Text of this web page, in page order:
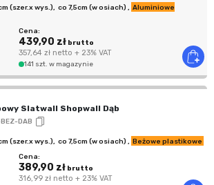
(szer.x wys.), co 7,5cm (w osiach) , Aluminiowe
439,90 złbrutto
357,64 złnetto + 23% VAT
141 szt. w magazynie
Slatwall Shopwall Dąb
DAB
(szer.x wys.), co 7,5cm (w osiach) , Beżowe plastikowe
389,90 złbrutto
316,99 złnetto + 23% VAT